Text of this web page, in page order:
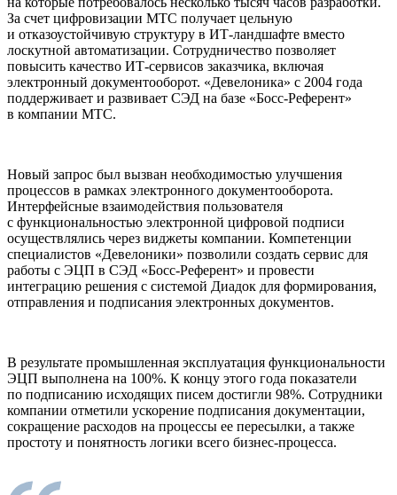
За счет цифровизации МТС получает цельную
и отказоустойчивую структуру в ИТ-ландшафте вместо
лоскутной автоматизации. Сотрудничество позволяет
повысить качество ИТ-сервисов заказчика, включая
электронный документооборот. «Девелоника» с 2004 года
поддерживает и развивает СЭД на базе «Босс-Референт»
в компании МТС.
Новый запрос был вызван необходимостью улучшения
процессов в рамках электронного документооборота.
Интерфейсные взаимодействия пользователя
с функциональностью электронной цифровой подписи
осуществлялись через виджеты компании. Компетенции
специалистов «Девелоники» позволили создать сервис для
работы с ЭЦП в СЭД «Босс-Референт» и провести
интеграцию решения с системой Диадок для формирования,
отправления и подписания электронных документов.
В результате промышленная эксплуатация функциональности
ЭЦП выполнена на 100%. К концу этого года показатели
по подписанию исходящих писем достигли 98%. Сотрудники
компании отметили ускорение подписания документации,
сокращение расходов на процессы ее пересылки, а также
простоту и понятность логики всего бизнес-процесса.